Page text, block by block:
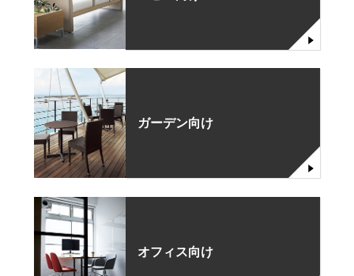
ガーデン向け
オフィス向け